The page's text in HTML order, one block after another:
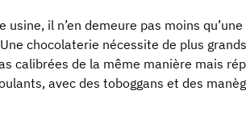
il n’en demeure pas moins
chocolaterie nécessite de plus
calibrées de la même manière mais
avec des toboggans et des